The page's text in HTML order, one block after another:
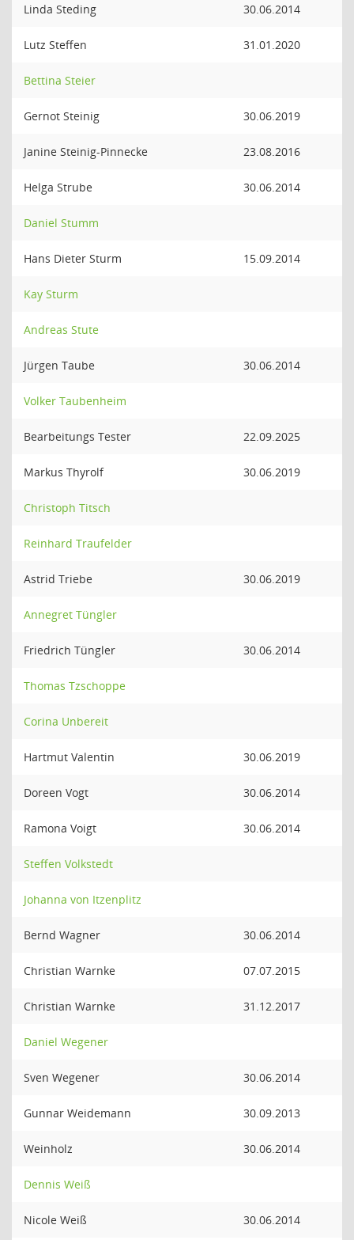
Linda Steding 30.06.2014
Lutz Steffen 31.01.2020
Bettina Steier
Gernot Steinig 30.06.2019
Janine Steinig-Pinnecke 23.08.2016
Helga Strube 30.06.2014
Daniel Stumm
Hans Dieter Sturm 15.09.2014
Kay Sturm
Andreas Stute
Jürgen Taube 30.06.2014
Volker Taubenheim
Bearbeitungs Tester 22.09.2025
Markus Thyrolf 30.06.2019
Christoph Titsch
Reinhard Traufelder
Astrid Triebe 30.06.2019
Annegret Tüngler
Friedrich Tüngler 30.06.2014
Thomas Tzschoppe
Corina Unbereit
Hartmut Valentin 30.06.2019
Doreen Vogt 30.06.2014
Ramona Voigt 30.06.2014
Steffen Volkstedt
Johanna von Itzenplitz
Bernd Wagner 30.06.2014
Christian Warnke 07.07.2015
Christian Warnke 31.12.2017
Daniel Wegener
Sven Wegener 30.06.2014
Gunnar Weidemann 30.09.2013
Weinholz 30.06.2014
Dennis Weiß
Nicole Weiß 30.06.2014